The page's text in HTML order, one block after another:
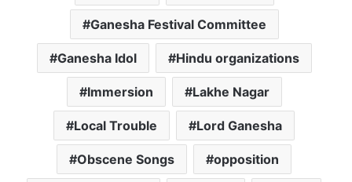
Ganesha Festival Committee
Ganesha Idol Hindu organizations
Immersion Lakhe Nagar
Local Trouble Lord Ganesha
Obscene Songs opposition